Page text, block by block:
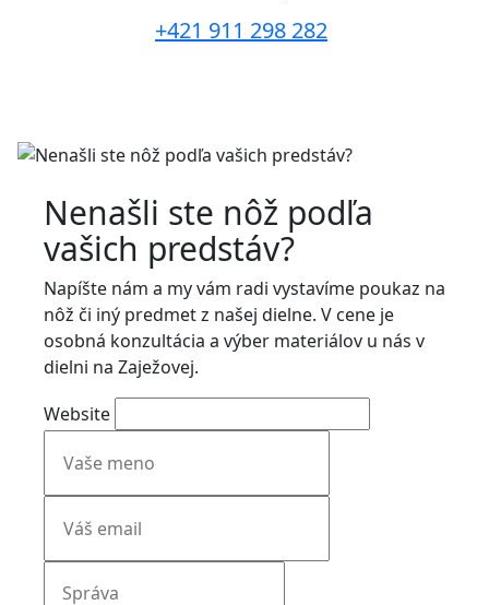
+421 911 298 282
Nenašli ste nôž podľa
vašich predstáv?
Napíšte nám a my vám radi vystavíme poukaz na
nôž či iný predmet z našej dielne. V cene je
osobná konzultácia a výber materiálov u nás v
dielni na Zaježovej.
Website